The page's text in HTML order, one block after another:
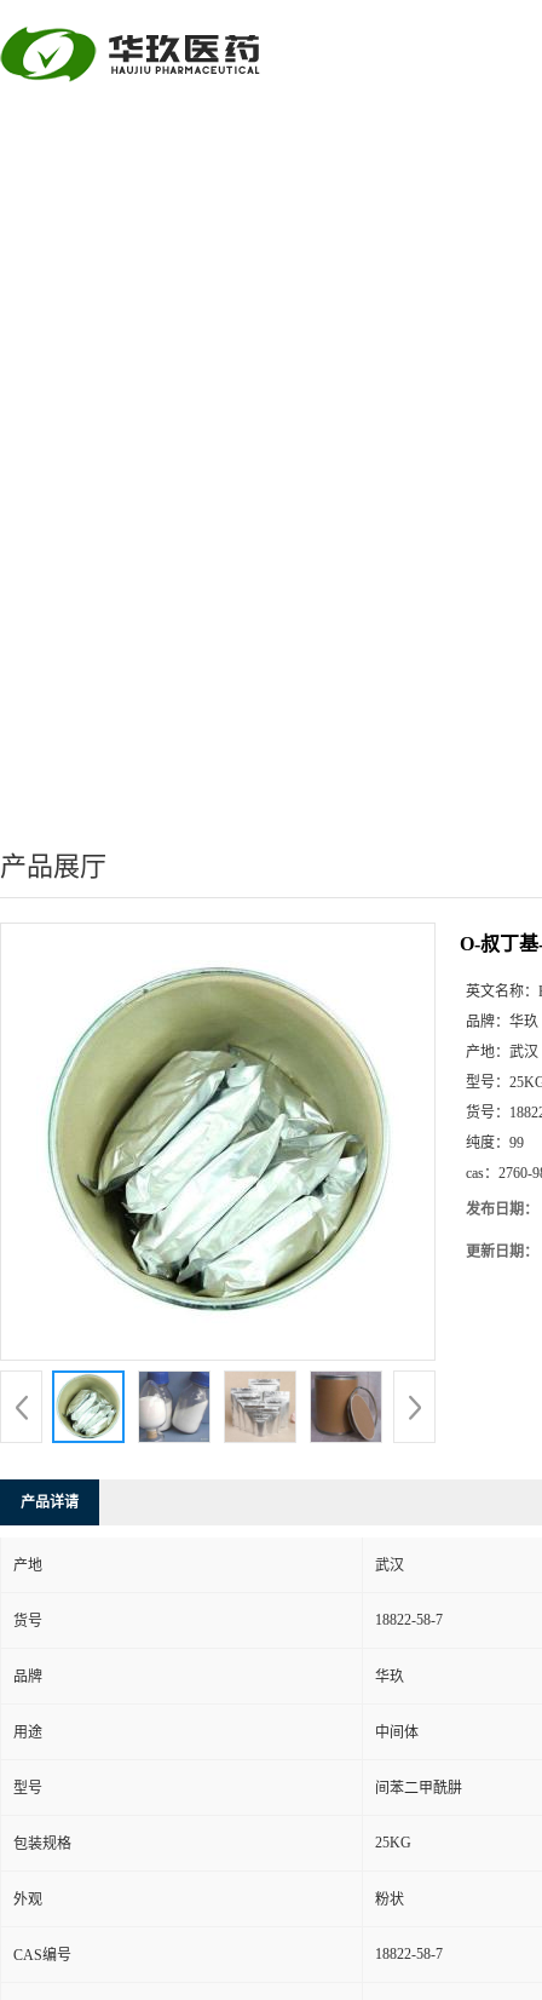
产品展厅
O-叔丁
英文名称：
品牌： 华玖
产地： 武汉
型号：
货号：
纯度： 99
cas： 2760-
发布日期：
更新日期：
产品详请
产地 武汉
货号 18822-58-7
品牌 华玖
用途 中间体
型号 间苯二甲酰肼
包装规格 25KG
外观 粉状
CAS编号 18822-58-7